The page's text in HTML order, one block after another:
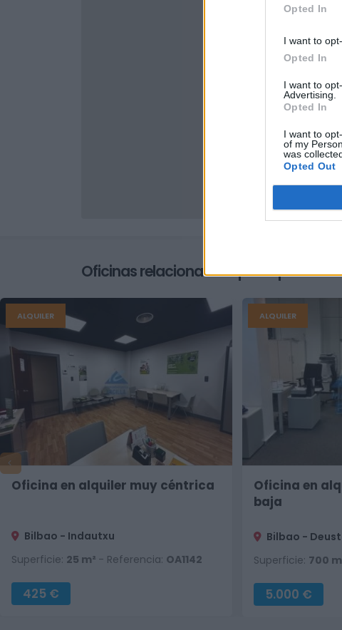
Opted In
I want to
Opted In
I want to
Advertising.
Opted In
I want to
of my
was
Opted Out
Oficinas relacionados que te podrían
ALQUILER
Oficina en alquiler muy céntrica
Bilbao - Indautxu
Superficie: 25 m² - Referencia: OA1142
425 €
ALQUILER
Oficina en
baja
Bilbao -
Superficie: 700
5.000 €